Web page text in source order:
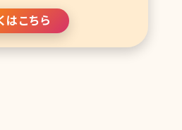
はこちら